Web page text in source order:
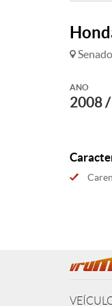
ANO
2008